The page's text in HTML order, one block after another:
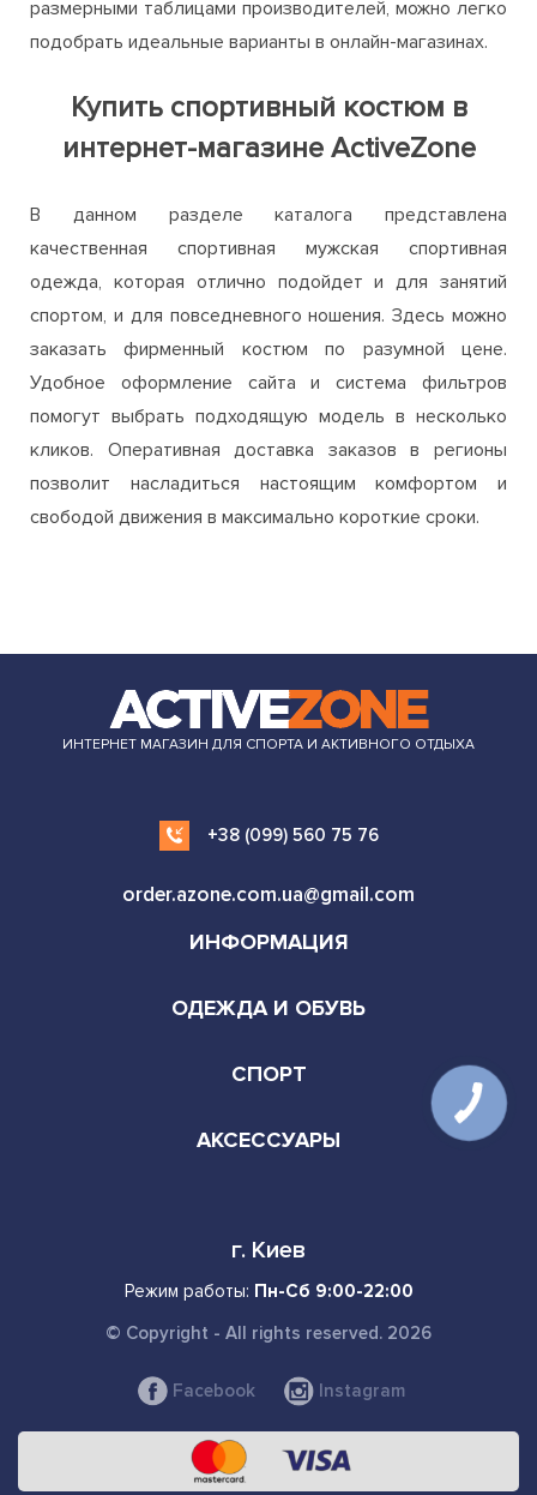
размерными таблицами производителей, можно легко
подобрать идеальные варианты в онлайн-магазинах.
Купить спортивный костюм в
интернет-магазине ActiveZone
В данном разделе каталога представлена
качественная спортивная мужская спортивная
одежда, которая отлично подойдет и для занятий
спортом, и для повседневного ношения. Здесь можно
заказать фирменный костюм по разумной цене.
Удобное оформление сайта и система фильтров
помогут выбрать подходящую модель в несколько
кликов. Оперативная доставка заказов в регионы
позволит насладиться настоящим комфортом и
свободой движения в максимально короткие сроки.
ИНТЕРНЕТ МАГАЗИН ДЛЯ СПОРТА И АКТИВНОГО ОТДЫХА
+38 (099) 560 75 76
order.azone.com.ua@gmail.com
ИНФОРМАЦИЯ
ОДЕЖДА И ОБУВЬ
СПОРТ
АКСЕССУАРЫ
г. Киев
Режим работы: Пн-Сб 9:00-22:00
© Copyright - All rights reserved. 2026
Facebook Instagram